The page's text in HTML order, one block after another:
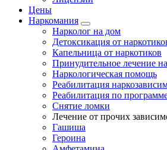
Цены
Наркомания
Нарколог на дом
Детоксикация от
Капельница от наркотиков
Принудительное лечение
Наркологическая помощь
Реабилитация
Реабилитация по
Снятие ломки
Лечение от прочих
Гашиша
Героина